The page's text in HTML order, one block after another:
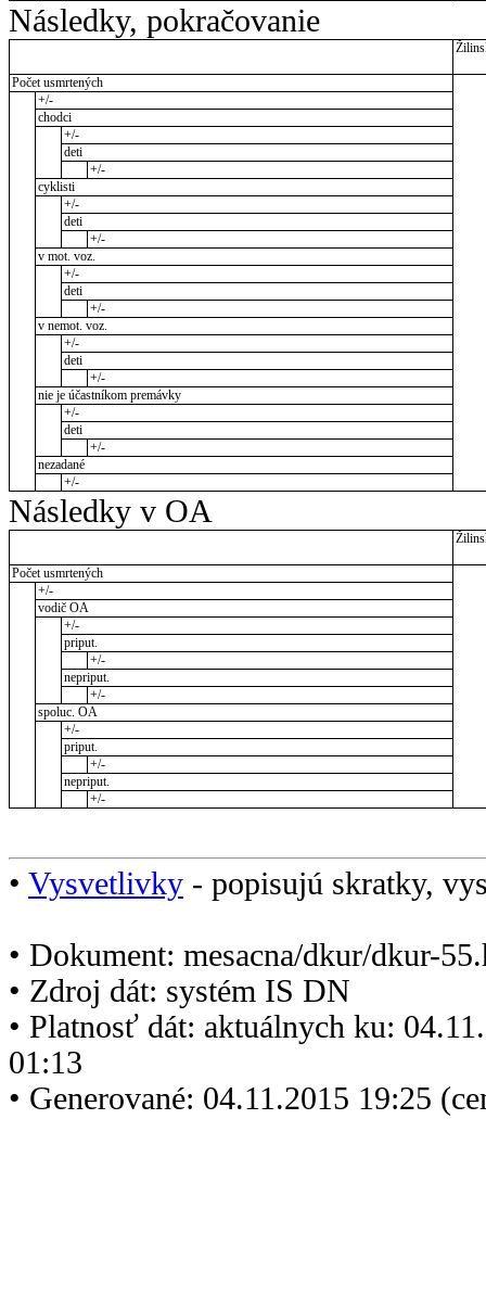
Následky, pokračovanie
Počet usmrtených
+/-
chodci
+/-
deti
+/-
cyklisti
+/-
deti
+/-
v mot. voz.
+/-
deti
+/-
v nemot. voz.
+/-
deti
+/-
nie je účastníkom premávky
+/-
deti
+/-
nezadané
+/-
Následky v OA
Počet usmrtených
+/-
vodič OA
+/-
priput.
+/-
nepriput.
+/-
spoluc. OA
+/-
priput.
+/-
nepriput.
+/-
• Vysvetlivky - popisujú skratky,
• Dokument: mesacna/dkur/dkur-
• Zdroj dát: systém IS DN
• Platnosť dát: aktuálnych ku:
01:13
• Generované: 04.11.2015 19:25